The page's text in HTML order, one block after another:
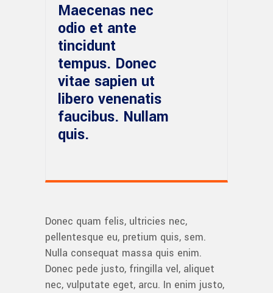
Maecenas nec
odio et ante
tincidunt
tempus. Donec
vitae sapien ut
libero venenatis
faucibus. Nullam
quis.
Donec quam felis, ultricies nec,
pellentesque eu, pretium quis, sem.
Nulla consequat massa quis enim.
Donec pede justo, fringilla vel, aliquet
nec, vulputate eget, arcu. In enim justo,